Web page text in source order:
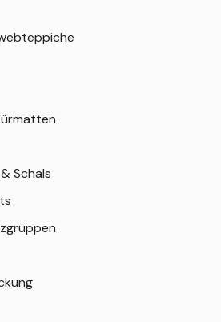
Schals